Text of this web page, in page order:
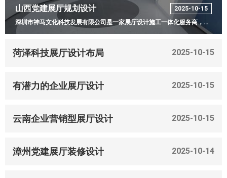
山西党建展厅规划设计
2025-10-15
深圳市神马文化科技发展有限公司是一家展厅设计施工一体化服务商，致力于为企业、产业园、政府部门提供党建展厅、干细胞展厅、数字展馆等多媒体展览展示综合解决方案的设计、策划、研发及一体化综合服务。
菏泽科技展厅设计布局 2025-10-15
有潜力的企业展厅设计 2025-10-15
云南企业营销型展厅设计 2025-10-15
漳州党建展厅装修设计 2025-10-14